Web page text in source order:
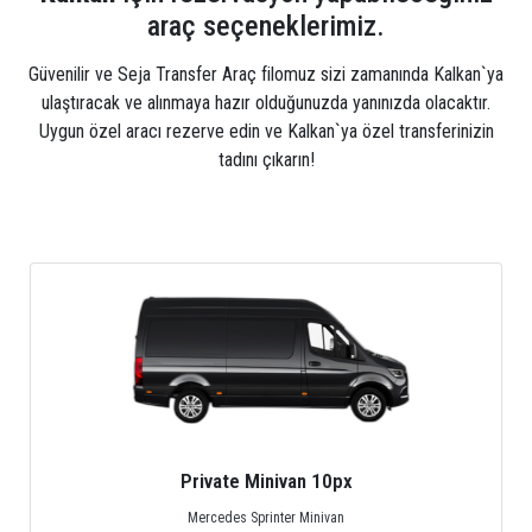
Merdivenleri aşıp sahile ulaştığınızda görenler huzur
bulmuş gibi hissederler. Çünkü plaj mavinin en güzel
tonlarına sahiptir.
araç seçeneklerimiz.
Güvenilir ve Seja Transfer Araç filomuz sizi zamanında Kalkan`ya
ulaştıracak ve alınmaya hazır olduğunuzda yanınızda olacaktır.
Uygun özel aracı rezerve edin ve Kalkan`ya özel transferinizin
tadını çıkarın!
Private Minivan 10px
Mercedes Sprinter Minivan